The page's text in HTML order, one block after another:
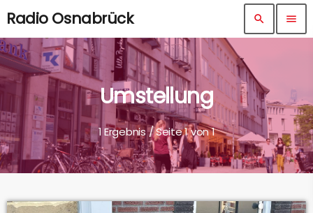
Radio Osnabrück search menu
Umstellung
1 Ergebnis / Seite 1 von 1